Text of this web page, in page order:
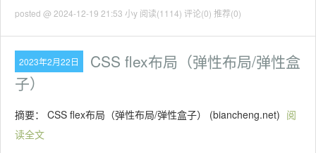
posted @ 2024-12-19 21:53 小y 阅读(1114) 评论(0) 推荐(0)
2023年2月22日
CSS flex布局（弹性布局/弹性盒
子）
摘要： CSS flex布局（弹性布局/弹性盒子） (biancheng.net) 阅
读全文